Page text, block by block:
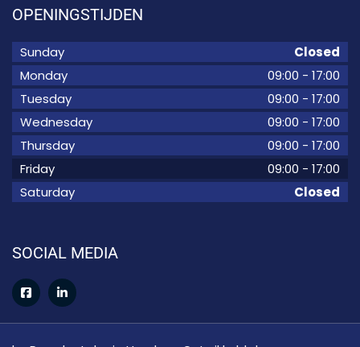
OPENINGSTIJDEN
Sunday
Closed
Monday
09:00 - 17:00
Tuesday
09:00 - 17:00
Wednesday
09:00 - 17:00
Thursday
09:00 - 17:00
Friday
09:00 - 17:00
Saturday
Closed
SOCIAL MEDIA